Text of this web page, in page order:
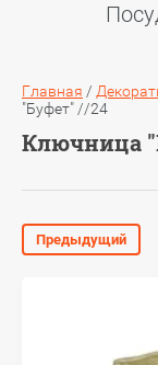
Главная /
"Буфет" //24
Ключница
Предыдущий